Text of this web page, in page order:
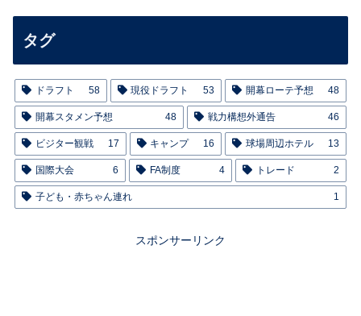
タグ
ドラフト 58 現役ドラフト 53 開幕ローテ予想 48
開幕スタメン予想 48 戦力構想外通告 46
ビジター観戦 17 キャンプ 16 球場周辺ホテル 13
国際大会 6 FA制度 4 トレード 2
子ども・赤ちゃん連れ 1
スポンサーリンク